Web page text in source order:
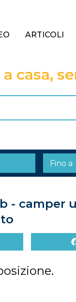
ARTICOLI
casa,
- camper